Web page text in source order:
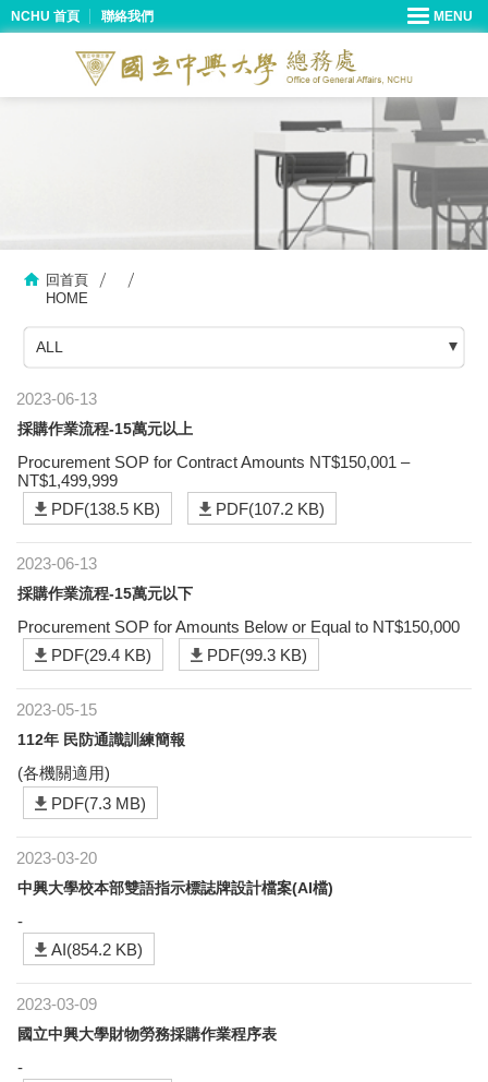
NCHU 首頁 聯絡我們
回首頁
HOME
ALL
2023-06-13
採購作業流程-15萬元以上
Procurement SOP for Contract Amounts NT$150,001 –
NT$1,499,999
PDF(138.5 KB)
PDF(107.2 KB)
2023-06-13
採購作業流程-15萬元以下
Procurement SOP for Amounts Below or Equal to NT$150,000
PDF(29.4 KB)
PDF(99.3 KB)
2023-05-15
112年 民防通識訓練簡報
(各機關適用)
PDF(7.3 MB)
2023-03-20
中興大學校本部雙語指示標誌牌設計檔案(AI檔)
-
AI(854.2 KB)
2023-03-09
國立中興大學財物勞務採購作業程序表
-